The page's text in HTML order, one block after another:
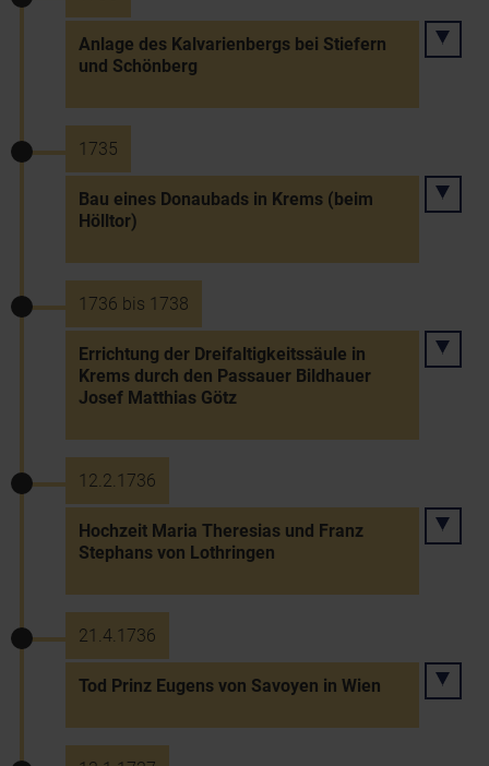
Anlage des Kalvarienbergs bei Stiefern
und Schönberg
1735
Bau eines Donaubads in Krems (beim
Hölltor)
1736 bis 1738
Errichtung der Dreifaltigkeitssäule in
Krems durch den Passauer Bildhauer
Josef Matthias Götz
12.2.1736
Hochzeit Maria Theresias und Franz
Stephans von Lothringen
21.4.1736
Tod Prinz Eugens von Savoyen in Wien